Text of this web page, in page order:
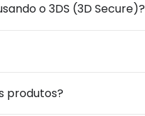
o 3DS (3D Secure)?
produtos?